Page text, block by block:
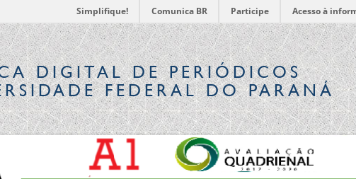
Simplifique! Comunica BR Participe Acesso à
DIGITALDE PERIÓDICOS
FEDERAL DO PARANÁ